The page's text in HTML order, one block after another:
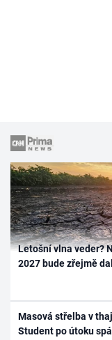
Letošní vlna veder?
2027 bude zřejmě
Masová střelba v
Student po útoku